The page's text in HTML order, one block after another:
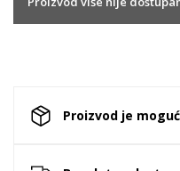
Proizvod je